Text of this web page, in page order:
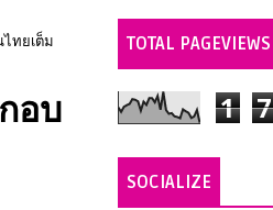
ไทยเต็ม
อบ
TOTAL PAGEVIEWS
1 7
SOCIALIZE